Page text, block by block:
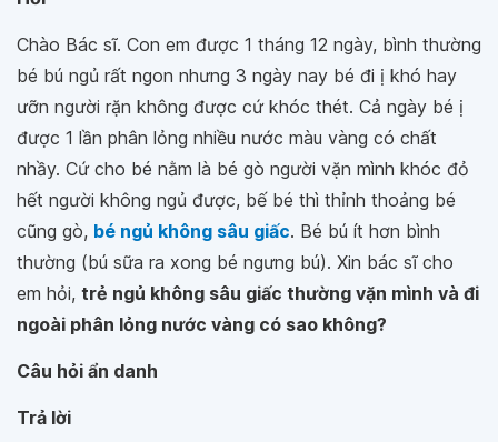
Chào Bác sĩ. Con em được 1 tháng 12 ngày, bình thường
bé bú ngủ rất ngon nhưng 3 ngày nay bé đi ị khó hay
ưỡn người rặn không được cứ khóc thét. Cả ngày bé ị
được 1 lần phân lỏng nhiều nước màu vàng có chất
nhầy. Cứ cho bé nằm là bé gò người vặn mình khóc đỏ
hết người không ngủ được, bế bé thì thỉnh thoảng bé
cũng gò, bé ngủ không sâu giấc. Bé bú ít hơn bình
thường (bú sữa ra xong bé ngưng bú). Xin bác sĩ cho
em hỏi, trẻ ngủ không sâu giấc thường vặn mình và đi
ngoài phân lỏng nước vàng có sao không?
Câu hỏi ẩn danh
Trả lời